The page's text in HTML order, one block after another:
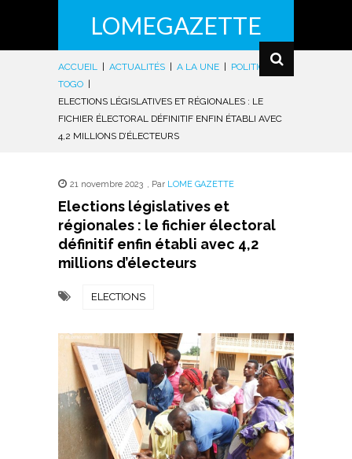
LOMEGAZETTE
ACCUEIL ACTUALITÉS A LA UNE POLITIQUE |
TOGO
ELECTIONS LÉGISLATIVES ET RÉGIONALES : LE
FICHIER ÉLECTORAL DÉFINITIF ENFIN ÉTABLI AVEC
4,2 MILLIONS D’ÉLECTEURS
21 novembre 2023 , Par LOME GAZETTE
Elections législatives et
régionales : le fichier électoral
définitif enfin établi avec 4,2
millions d’électeurs
ELECTIONS